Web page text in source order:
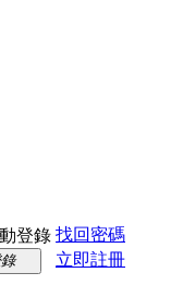
登錄 找回密碼
立即註冊